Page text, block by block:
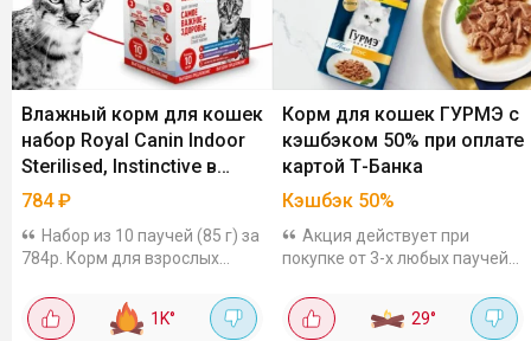
Влажный корм для кошек
набор Royal Canin Indoor
Sterilised, Instinctive в
соусе 10 шт по 85 г
784₽
Набор из 10 паучей (85 г) за
784р. Корм для взрослых
стерилизованных кошек
живущих в помещении.
1K°
Корм для кошек ГУРМЭ с
кэшбэком 50% при оплате
картой Т-Банка
Кэшбэк 50%
Акция действует при
покупке от 3-х любых паучей
онлайн магазинах, кроме
Wildberries. Максимум вернут
29°